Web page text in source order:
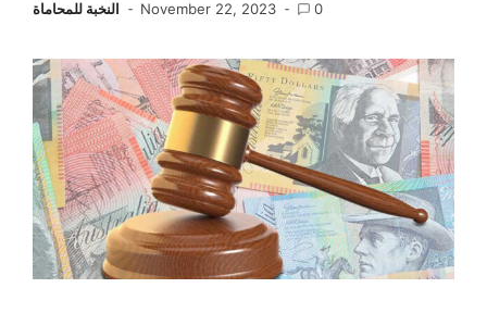
النخبة للمحاماة November 22, 2023 0